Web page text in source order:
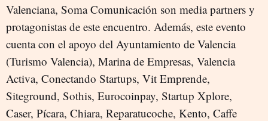
Valenciana, Soma Comunicación son media partners y
protagonistas de este encuentro. Además, este evento
cuenta con el apoyo del Ayuntamiento de Valencia
(Turismo Valencia), Marina de Empresas, Valencia
Activa, Conectando Startups, Vit Emprende,
Siteground, Sothis, Eurocoinpay, Startup Xplore,
Caser, Pícara, Chiara, Reparatucoche, Kento, Caffe